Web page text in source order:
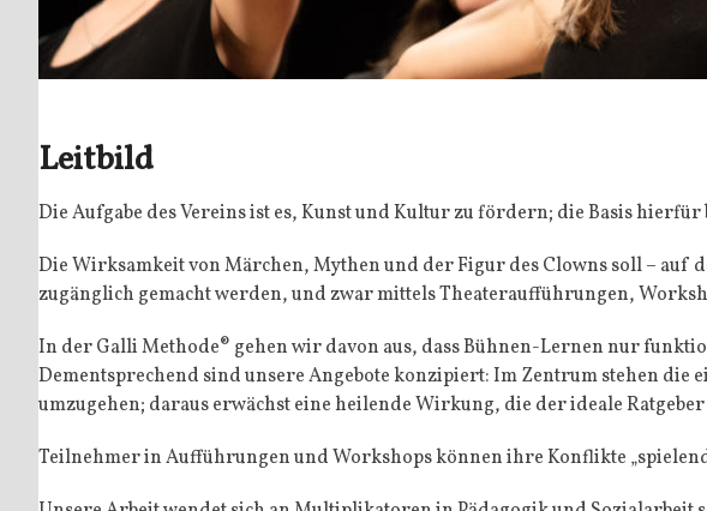
Leitbild
Die Aufgabe des Vereins ist es, Kunst und Kultur zu fördern; die Basis
Die Wirksamkeit von Märchen, Mythen und der Figur des Clowns soll – auf
zugänglich gemacht werden, und zwar mittels Theater­auf­füh­rungen,
In der Galli Methode® gehen wir davon aus, dass Bühnen-Lernen nur
Dementsprechend sind unsere Angebote konzipiert: Im Zentrum stehen
umzugehen; daraus erwächst eine heilende Wirkung, die der ideale
Teilnehmer in Aufführungen und Workshops können ihre Konflikte